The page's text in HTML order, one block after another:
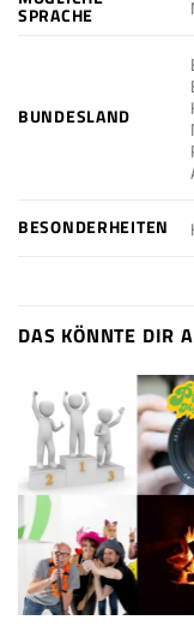
SPRACHE
BUNDESLAND
BESONDERHEITEN
DAS KÖNNTE DIR